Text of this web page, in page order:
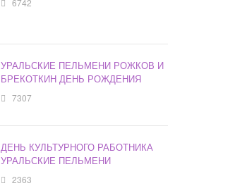
6742
УРАЛЬСКИЕ ПЕЛЬМЕНИ РОЖКОВ И
БРЕКОТКИН ДЕНЬ РОЖДЕНИЯ
7307
ДЕНЬ КУЛЬТУРНОГО РАБОТНИКА
УРАЛЬСКИЕ ПЕЛЬМЕНИ
2363